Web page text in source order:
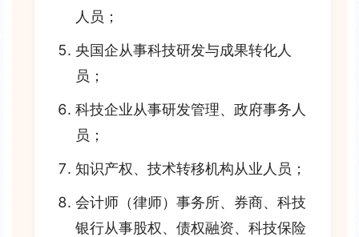
人员；
央国企从事科技研发与成果转化人
员；
科技企业从事研发管理、政府事务人
员；
知识产权、技术转移机构从业人员；
会计师（律师）事务所、券商、科技
银行从事股权、债权融资、科技保险